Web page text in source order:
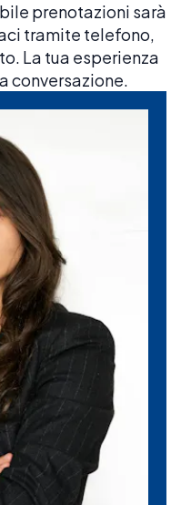
prenotazioni sarà
tramite telefono,
La tua esperienza
conversazione.